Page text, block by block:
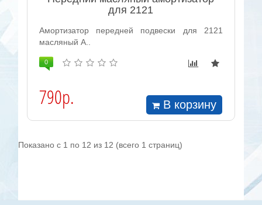
для 2121
Амортизатор передней подвески для 2121
масляный А..
0
790р. В корзину
Показано с 1 по 12 из 12 (всего 1 страниц)